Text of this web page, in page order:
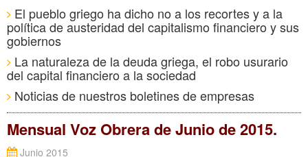
El pueblo griego ha dicho no a los recortes y a la
política de austeridad del capitalismo financiero y sus
gobiernos
La naturaleza de la deuda griega, el robo usurario
del capital financiero a la sociedad
Noticias de nuestros boletines de empresas
Mensual Voz Obrera de Junio de 2015.
Junio 2015